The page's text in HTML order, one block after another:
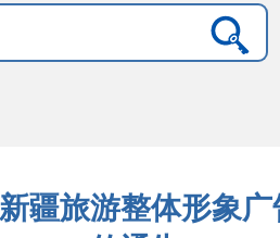
疆旅游整体形象